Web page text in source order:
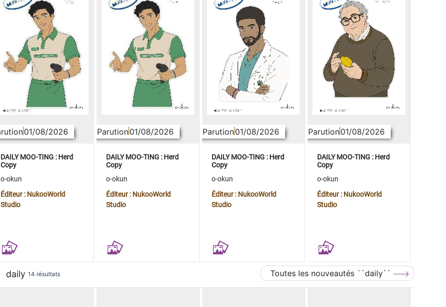
01/08/2026
DAILY MOO-TING : Herd
Copy
o-okun
Éditeur : NukooWorld
Studio
Parution01/08/2026
DAILY MOO-TING : Herd
Copy
o-okun
Éditeur : NukooWorld
Studio
Parution01/08/2026
DAILY MOO-TING : Herd
Copy
o-okun
Éditeur : NukooWorld
Studio
Parution01/08/2026
DAILY MOO-TING : Herd
Copy
o-okun
Éditeur : NukooWorld
Studio
daily 14 résultats Toutes les nouveautés ``daily``